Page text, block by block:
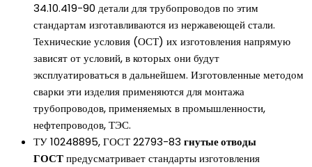
34.10.419-90 детали для трубопроводов по этим
стандартам изготавливаются из нержавеющей стали.
Технические условия (ОСТ) их изготовления напрямую
зависят от условий, в которых они будут
эксплуатироваться в дальнейшем. Изготовленные методом
сварки эти изделия применяются для монтажа
трубопроводов, применяемых в промышленности,
нефтепроводов, ТЭС.
ТУ 10248895, ГОСТ 22793-83 гнутые отводы
ГОСТпредусматривает стандарты изготовления